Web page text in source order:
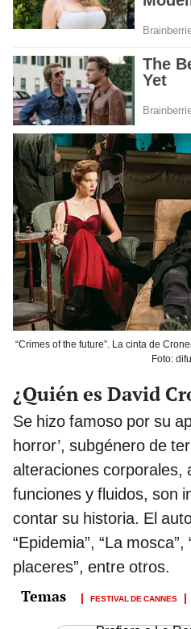
“Crimes of the future”. La cinta de
Foto:
¿Quién es David
Se hizo famoso por su
horror’, subgénero de
alteraciones corporales,
funciones y fluidos, son
contar su historia. El
“Epidemia”, “La
placeres”, entre otros.
FESTIVAL DE CANNES